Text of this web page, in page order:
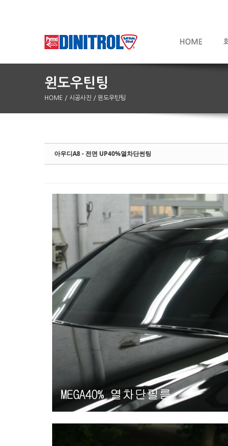
HOME / 시공사진 / 윈도우틴팅
아우디A8 - 전면 UP40%열차단썬팅
Sketchbook5, 스케치북5
Sketchbook5, 스케치북5
Sketchbook5, 스케치북5
Sketchbook5, 스케치북5